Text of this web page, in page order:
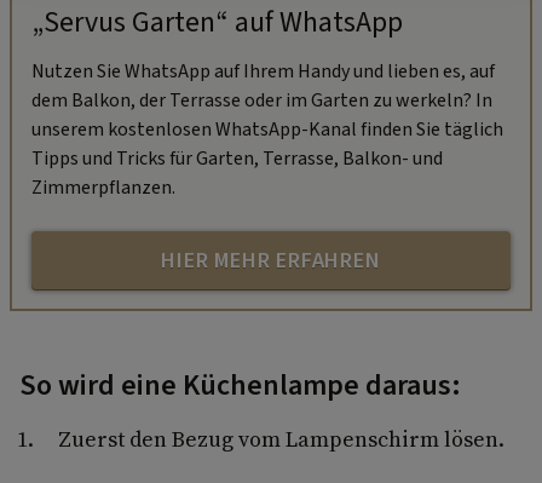
„Servus Garten“ auf WhatsApp
Nutzen Sie WhatsApp auf Ihrem Handy und lieben es, auf
dem Balkon, der Terrasse oder im Garten zu werkeln? In
unserem kostenlosen WhatsApp-Kanal finden Sie täglich
Tipps und Tricks für Garten, Terrasse, Balkon- und
Zimmerpflanzen.
HIER MEHR ERFAHREN
So wird eine Küchenlampe daraus:
Zuerst den Bezug vom Lampenschirm lösen.